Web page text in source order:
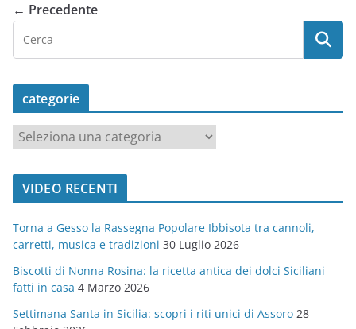
← Precedente
categorie
t
o
r
i
e
VIDEO RECENTI
Torna a Gesso la Rassegna Popolare Ibbisota tra cannoli,
carretti, musica e tradizioni 30 Luglio 2026
Biscotti di Nonna Rosina: la ricetta antica dei dolci Siciliani
fatti in casa 4 Marzo 2026
Settimana Santa in Sicilia: scopri i riti unici di Assoro 28